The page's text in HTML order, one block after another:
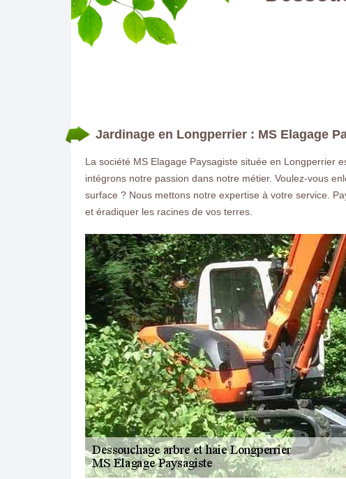
Jardinage en Longperrier : MS Elagage
La société MS Elagage Paysagiste située en Longperrier
intégrons notre passion dans notre métier. Voulez-vous
surface ? Nous mettons notre expertise à votre service.
et éradiquer les racines de vos terres.